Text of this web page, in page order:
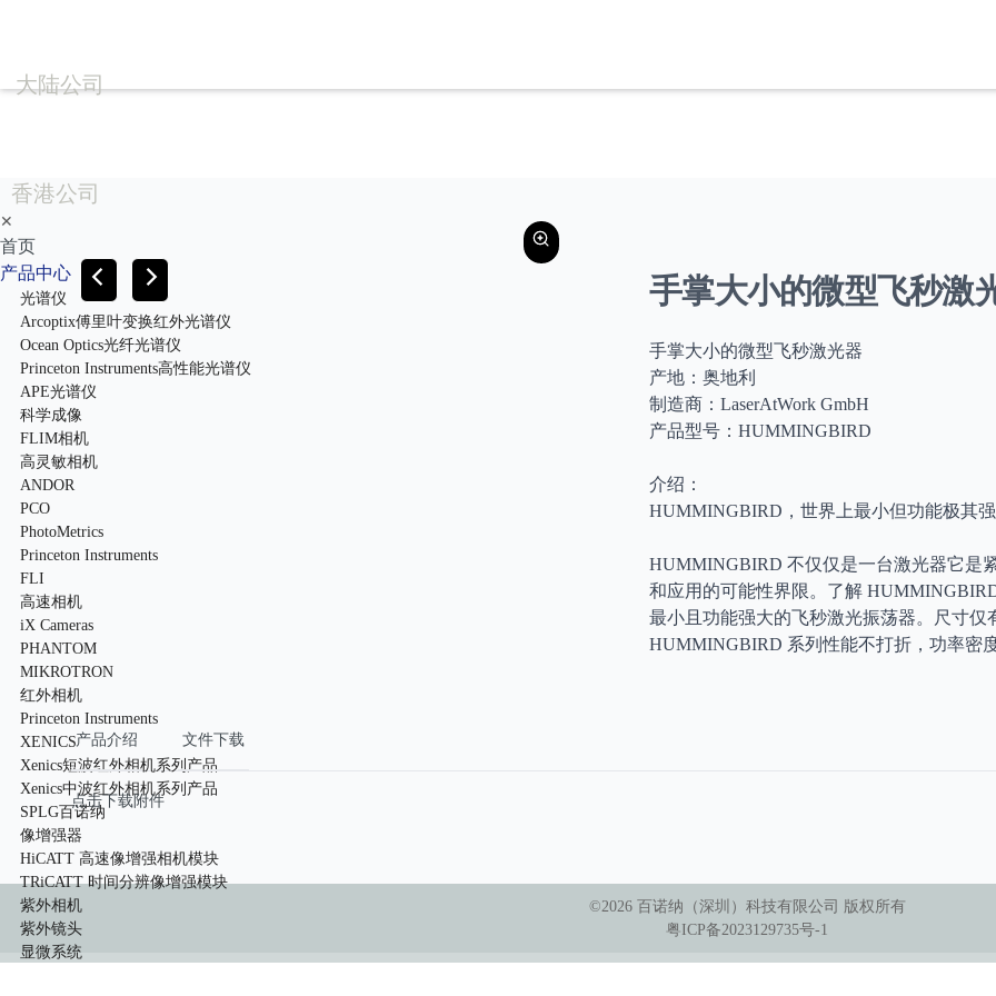
大陆公司
香港公司
✕
首页
产品中心
光谱仪
Arcoptix傅里叶变换红外光谱仪
Ocean Optics光纤光谱仪
Princeton Instruments高性能光谱仪
APE光谱仪
科学成像
FLIM相机
高灵敏相机
ANDOR
PCO
PhotoMetrics
Princeton Instruments
FLI
高速相机
iX Cameras
PHANTOM
MIKROTRON
红外相机
Princeton Instruments
XENICS
Xenics短波红外相机系列产品
Xenics中波红外相机系列产品
SPLG百诺纳
像增强器
HiCATT 高速像增强相机模块
TRiCATT 时间分辨像增强模块
紫外相机
紫外镜头
显微系统
手掌大小的微型飞秒激
手掌大小的微型飞秒激光器
产地：奥地利
制造商：LaserAtWork GmbH
产品型号：HUMMINGBIRD
介绍：
HUMMINGBIRD，世界上最小但功能极其
HUMMINGBIRD 不仅仅是一台激光器它是
和应用的可能性界限。了解
最小且功能强大的飞秒激光振荡器。尺寸仅
HUMMINGBIRD 系列性能不打折，功率密
产品介绍 文件下载
点击下载附件
©2026 百诺纳（深圳）科技有限公司
版权所有
粤ICP备2023129735号-1